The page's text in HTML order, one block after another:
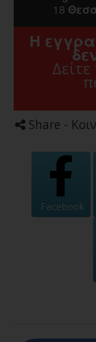
18
Η
Share -
Facebook